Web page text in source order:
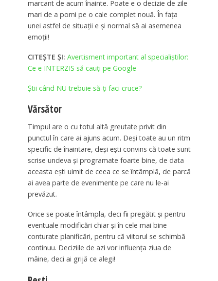
marcant de acum înainte. Poate e o decizie de zile
mari de a porni pe o cale complet nouă. În faţa
unei astfel de situaţii e şi normal să ai asemenea
emoţii!
CITEȘTE ȘI: Avertisment important al specialiştilor:
Ce e INTERZIS să cauţi pe Google
Știi când NU trebuie să-ți faci cruce?
Vărsător
Timpul are o cu totul altă greutate privit din
punctul în care ai ajuns acum. Deşi toate au un ritm
specific de înaintare, deşi eşti convins că toate sunt
scrise undeva şi programate foarte bine, de data
aceasta eşti uimit de ceea ce se întâmplă, de parcă
ai avea parte de evenimente pe care nu le-ai
prevăzut.
Orice se poate întâmpla, deci fii pregătit şi pentru
eventuale modificări chiar şi în cele mai bine
conturate planificări, pentru că viitorul se schimbă
continuu. Deciziile de azi vor influenţa ziua de
mâine, deci ai grijă ce alegi!